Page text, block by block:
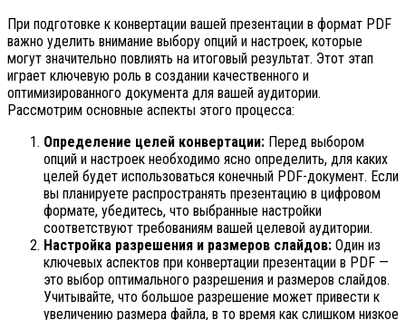
При подготовке к конвертации вашей презентации в формат PDF
важно уделить внимание выбору опций и настроек, которые
могут значительно повлиять на итоговый результат. Этот этап
играет ключевую роль в создании качественного и
оптимизированного документа для вашей аудитории.
Рассмотрим основные аспекты этого процесса:
Определение целей конвертации: Перед выбором
опций и настроек необходимо ясно определить, для каких
целей будет использоваться конечный PDF-документ. Если
вы планируете распространять презентацию в цифровом
формате, убедитесь, что выбранные настройки
соответствуют требованиям вашей целевой аудитории.
Настройка разрешения и размеров слайдов: Один из
ключевых аспектов при конвертации презентации в PDF —
это выбор оптимального разрешения и размеров слайдов.
Учитывайте, что большое разрешение может привести к
увеличению размера файла, в то время как слишком низкое